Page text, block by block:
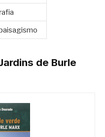
de Burle